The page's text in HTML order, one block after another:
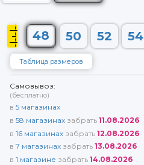
48 50 52 54
Таблица размеров
Самовывоз:
(бесплатно)
в 5 магазинах
в 58 магазинах забрать 11.08.2026
в 16 магазинах забрать 12.08.2026
в 7 магазинах забрать 13.08.2026
в 1 магазине забрать 14.08.2026